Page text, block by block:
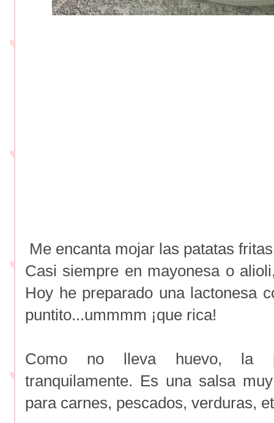
Me encanta mojar las patatas
Casi siempre en mayonesa o
Hoy he preparado una lactonesa
puntito...ummmm ¡que rica!
Como no lleva huevo, la
tranquilamente. Es una salsa
para carnes, pescados, verduras,